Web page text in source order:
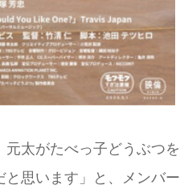
太がたべっ⼦どうぶつを
思います」と、メンバー